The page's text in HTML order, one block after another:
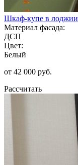
Шкаф-купе в лоджии
Материал фасада:
ДСП
Цвет:
Белый
от 42 000 руб.
Рассчитать